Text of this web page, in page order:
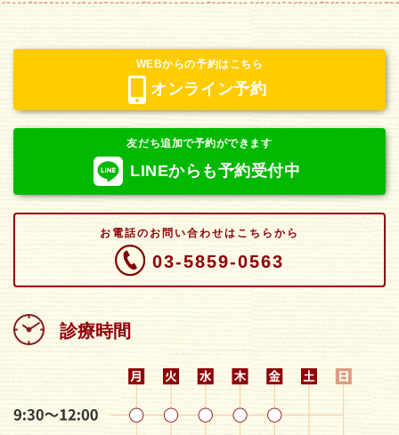
WEBからの予約はこちら
オンライン予約
友だち追加で予約ができます
LINEからも予約受付中
お電話のお問い合わせはこちらから
03-5859-0563
診療時間